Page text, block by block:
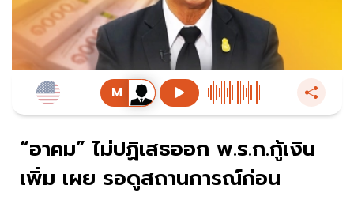
“อาคม” ไม่ปฏิเสธออก พ.ร.ก.กู้เงิน
เพิ่ม เผย รอดูสถานการณ์ก่อน